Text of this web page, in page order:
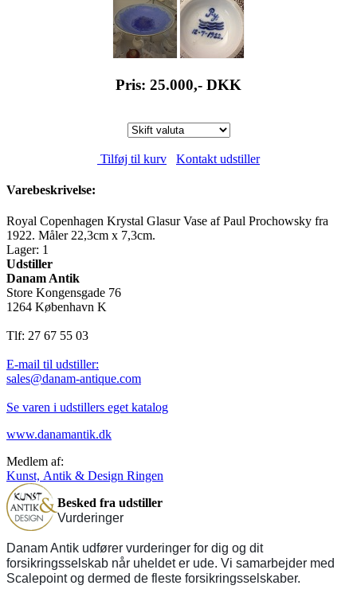
Pris: 25.000,- DKK
Tilføj til kurv Kontakt udstiller
Varebeskrivelse:
Royal Copenhagen Krystal Glasur Vase af Paul Prochowsky fra
1922. Måler 22,3cm x 7,3cm.
Lager: 1
Udstiller
Danam Antik
Store Kongensgade 76
1264 København K
Tlf: 27 67 55 03
E-mail til udstiller:
sales@danam-antique.com
Se varen i udstillers eget katalog
www.danamantik.dk
Medlem af:
Kunst, Antik & Design Ringen
Besked fra udstiller
Vurderinger
Danam Antik udfører vurderinger for dig og dit
forsikringsselskab når uheldet er ude. Vi samarbejder med
Scalepoint og dermed de fleste forsikringsselskaber.